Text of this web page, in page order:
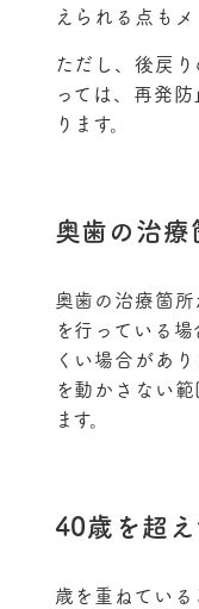
えられる点もメ
ただし、後戻
っては、再発
ります。
奥歯の治療
奥歯の治療箇
を行っている
くい場合があ
を動かさない
ます。
40歳を超え
歳を重ねてい